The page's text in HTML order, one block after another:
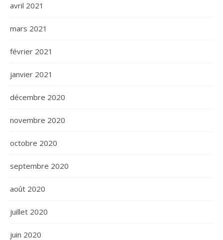
avril 2021
mars 2021
février 2021
janvier 2021
décembre 2020
novembre 2020
octobre 2020
septembre 2020
août 2020
juillet 2020
juin 2020